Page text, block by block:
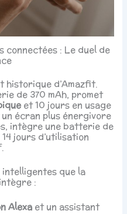
connectées : Le duel de
historique d’Amazfit.
de 370 mAh, promet
et 10 jours en usage
écran plus énergivore
intègre une batterie de
jours d’utilisation
intelligentes que la
:
Alexa et un assistant